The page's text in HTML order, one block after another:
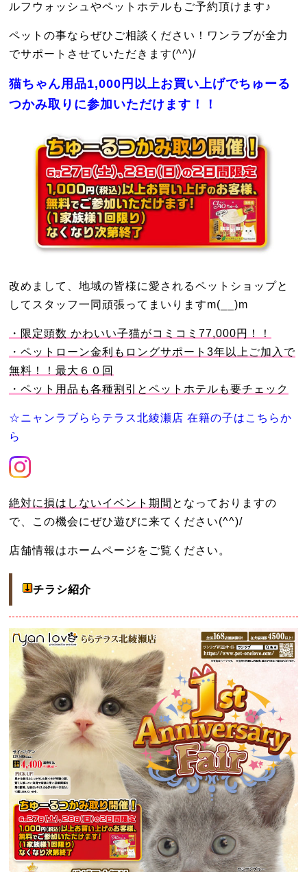
ルフウォッシュやペットホテルもご予約頂けます♪
ペットの事ならぜひご相談ください！ワンラブが全力
でサポートさせていただきます(^^)/
猫ちゃん用品1,000円以上お買い上げでちゅーる
つかみ取りに参加いただけます！！
改めまして、地域の皆様に愛されるペットショップと
してスタッフ一同頑張ってまいりますm(__)m
・限定頭数 かわいい子猫がコミコミ77,000円！！
・ペットローン金利もロングサポート3年以上ご加入で
無料！！最大６０回
・ペット用品も各種割引とペットホテルも要チェック
☆ニャンラブららテラス北綾瀬店 在籍の子はこちらか
ら
絶対に損はしないイベント期間 となっておりますの
で、この機会にぜひ遊びに来てください(^^)/
店舗情報はホームページをご覧ください。
チラシ紹介